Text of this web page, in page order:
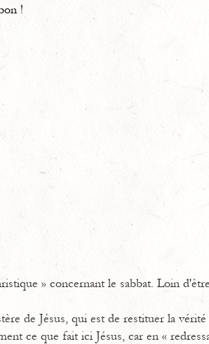
!
» concernant le sabbat. Loin
de Jésus, qui est de restituer la
ce que fait ici Jésus, car en «